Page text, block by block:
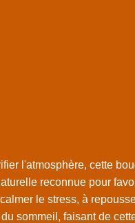
l'atmosphère, cette
reconnue pour
le stress, à
sommeil, faisant de